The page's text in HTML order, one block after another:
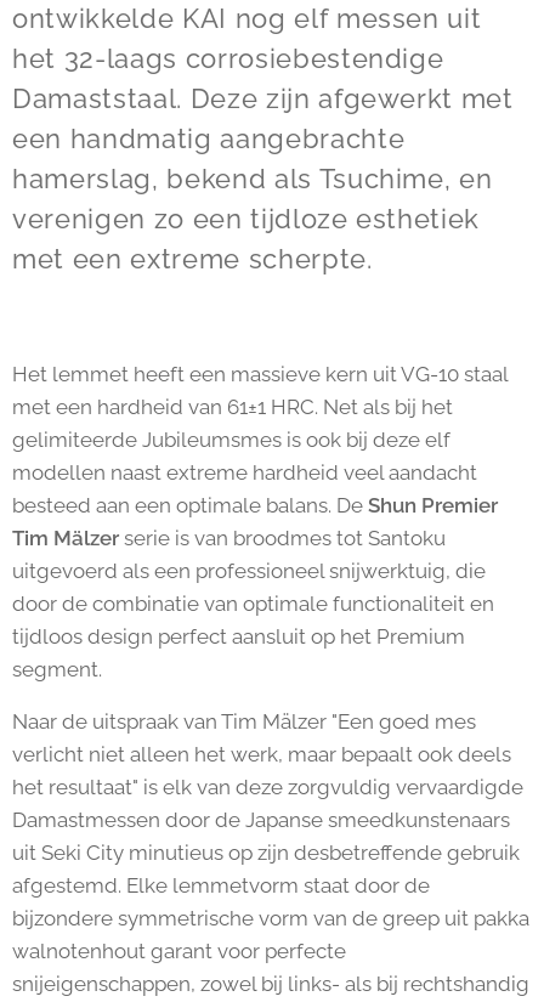
ontwikkelde KAI nog elf messen uit
het 32-laags corrosiebestendige
Damaststaal. Deze zijn afgewerkt met
een handmatig aangebrachte
hamerslag, bekend als Tsuchime, en
verenigen zo een tijdloze esthetiek
met een extreme scherpte.
Het lemmet heeft een massieve kern uit VG-10 staal
met een hardheid van 61±1 HRC. Net als bij het
gelimiteerde Jubileumsmes is ook bij deze elf
modellen naast extreme hardheid veel aandacht
besteed aan een optimale balans. De Shun Premier
Tim Mälzer serie is van broodmes tot Santoku
uitgevoerd als een professioneel snijwerktuig, die
door de combinatie van optimale functionaliteit en
tijdloos design perfect aansluit op het Premium
segment.
Naar de uitspraak van Tim Mälzer "Een goed mes
verlicht niet alleen het werk, maar bepaalt ook deels
het resultaat" is elk van deze zorgvuldig vervaardigde
Damastmessen door de Japanse smeedkunstenaars
uit Seki City minutieus op zijn desbetreffende gebruik
afgestemd. Elke lemmetvorm staat door de
bijzondere symmetrische vorm van de greep uit pakka
walnotenhout garant voor perfecte
snijeigenschappen, zowel bij links- als bij rechtshandig